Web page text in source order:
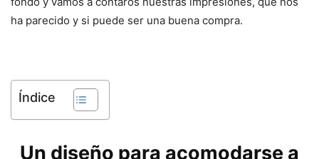
ha parecido y si puede ser una buena compra.
Índice
Un diseño para acomodarse a